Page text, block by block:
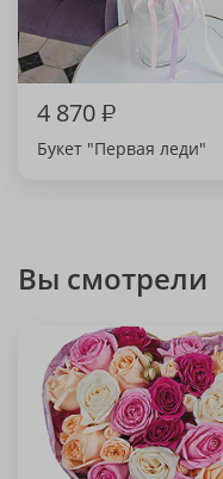
4 870₽
Букет "Первая леди"
Вы смотрели